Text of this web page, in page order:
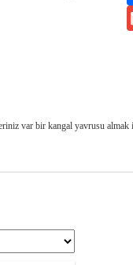
var bir kangal yavrusu